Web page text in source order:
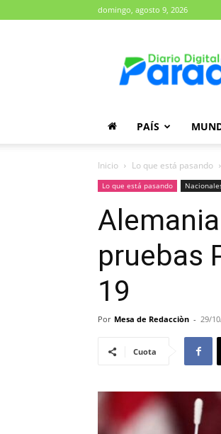
domingo, agosto 9, 2026
PAÍS
Inicio Lo que está pasando
Lo que está pasando
pruebas
19
Por Mesa de Redacciòn - 29/
Cuota